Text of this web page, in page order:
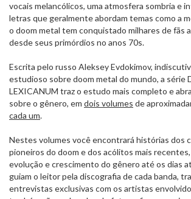
vocais melancólicos, uma atmosfera sombria e
letras que geralmente abordam temas como a
o doom metal tem conquistado milhares de fãs
desde seus primórdios no anos 70s.
Escrita pelo russo Aleksey Evdokimov,
estudioso sobre doom metal do mundo, a série
LEXICANUM traz o estudo mais completo e
sobre o gênero, em dois volumes de
cada um.
Nestes volumes você encontrará histórias dos
pioneiros do doom e dos acólitos mais
evolução e crescimento do gênero até os dias
guiam o leitor pela discografia de cada banda,
entrevistas exclusivas com os artistas